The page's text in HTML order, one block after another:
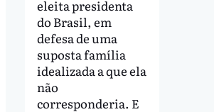
eleita presidenta
do Brasil, em
defesa de uma
suposta família
idealizada a que ela
não
corresponderia. E